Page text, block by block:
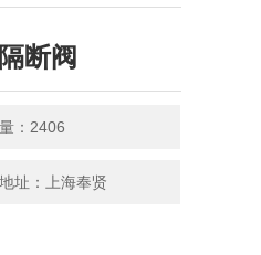
断阀
：2406
址：上海奉贤